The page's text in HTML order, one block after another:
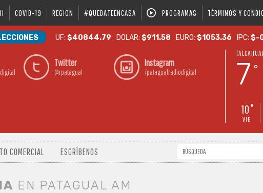
COVID-19 REGION #QUEDATEENCASA PROGRAMAS TÉRMINOS Y
UF:$40844.79 DOLAR:$911.58 EURO:$1053.36 IPC:$-
Twitter
@rpatagual
Instagram
/patagualradiodigital 7 °
10 °
VIE
COMERCIAL ESCRÍBENOS
EN PATAGUAL AM